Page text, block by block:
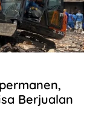
Berjualan